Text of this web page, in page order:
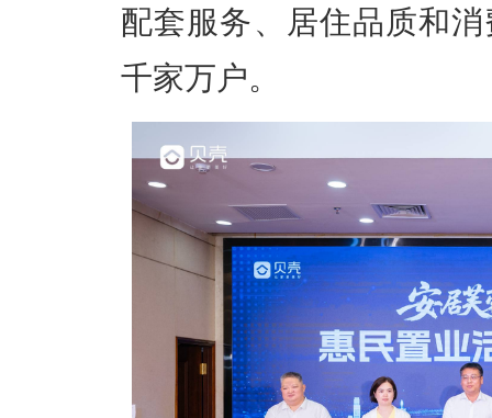
配套服务、居住品质和
千家万户。